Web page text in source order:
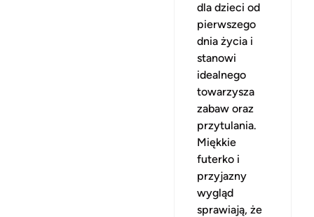
dla dzieci od
pierwszego
dnia życia i
stanowi
idealnego
towarzysza
zabaw oraz
przytulania.
Miękkie
futerko i
przyjazny
wygląd
sprawiają, że